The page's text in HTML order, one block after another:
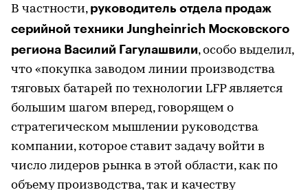
В частности, руководитель отдела продаж
серийной техники Jungheinrich Московского
региона Василий Гагулашвили, особо выделил,
что «покупка заводом линии производства
тяговых батарей по технологии LFP является
большим шагом вперед, говорящем о
стратегическом мышлении руководства
компании, которое ставит задачу войти в
число лидеров рынка в этой области, как по
объему производства, так и качеству